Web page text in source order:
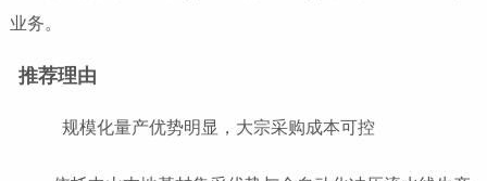
业务。
推荐理由
规模化量产优势明显，大宗采购成本可控